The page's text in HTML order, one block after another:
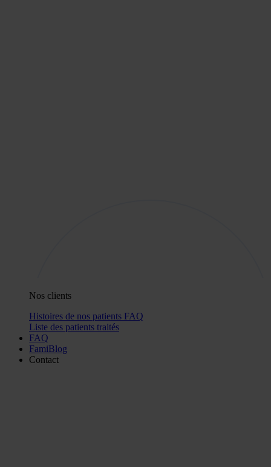
Nos clients
Histoires de nos patients FAQ
Liste des patients traités
FAQ
FamiBlog
Contact